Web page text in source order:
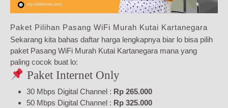
Paket Pilihan Pasang WiFi Murah Kutai Kartanegara
Sekarang kita bahas daftar harga lengkapnya biar lo bisa pilih
paket Pasang WiFi Murah Kutai Kartanegara mana yang
paling cocok buat lo:
Paket Internet Only
30 Mbps Digital Channel : Rp 265.000
50 Mbps Digital Channel : Rp 325.000